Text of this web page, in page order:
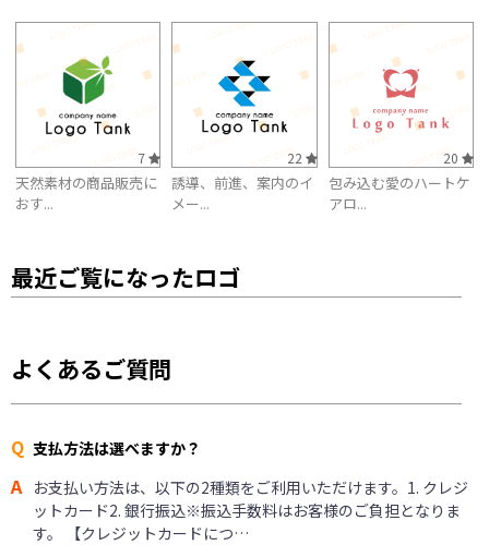
7
天然素材の商品販売に
おす...
22
誘導、前進、案内のイ
メー...
20
包み込む愛のハートケ
アロ...
最近ご覧になったロゴ
よくあるご質問
Q 支払方法は選べますか？
A お支払い方法は、以下の2種類をご利用いただけます。1. クレジ
ットカード2. 銀行振込※振込手数料はお客様のご負担となりま
す。 【クレジットカードにつ…